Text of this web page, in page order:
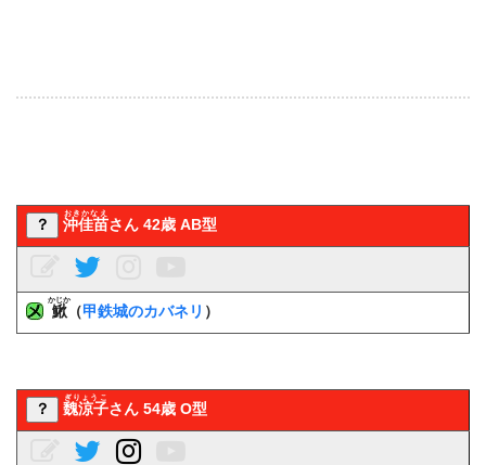
？ 沖佳苗
おきかなえ
さん 42歳 AB型
鰍
かじか
（甲鉄城のカバネリ ）
？ 魏涼子
ぎりょうこ
さん 54歳 O型